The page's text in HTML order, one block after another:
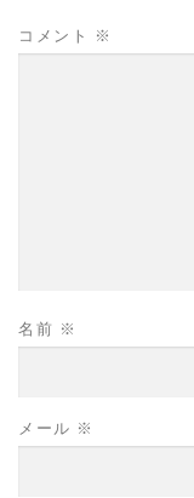
コメント ※
名前 ※
メール ※